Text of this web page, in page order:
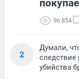
96 854
2
Думали,
следствие
убийства